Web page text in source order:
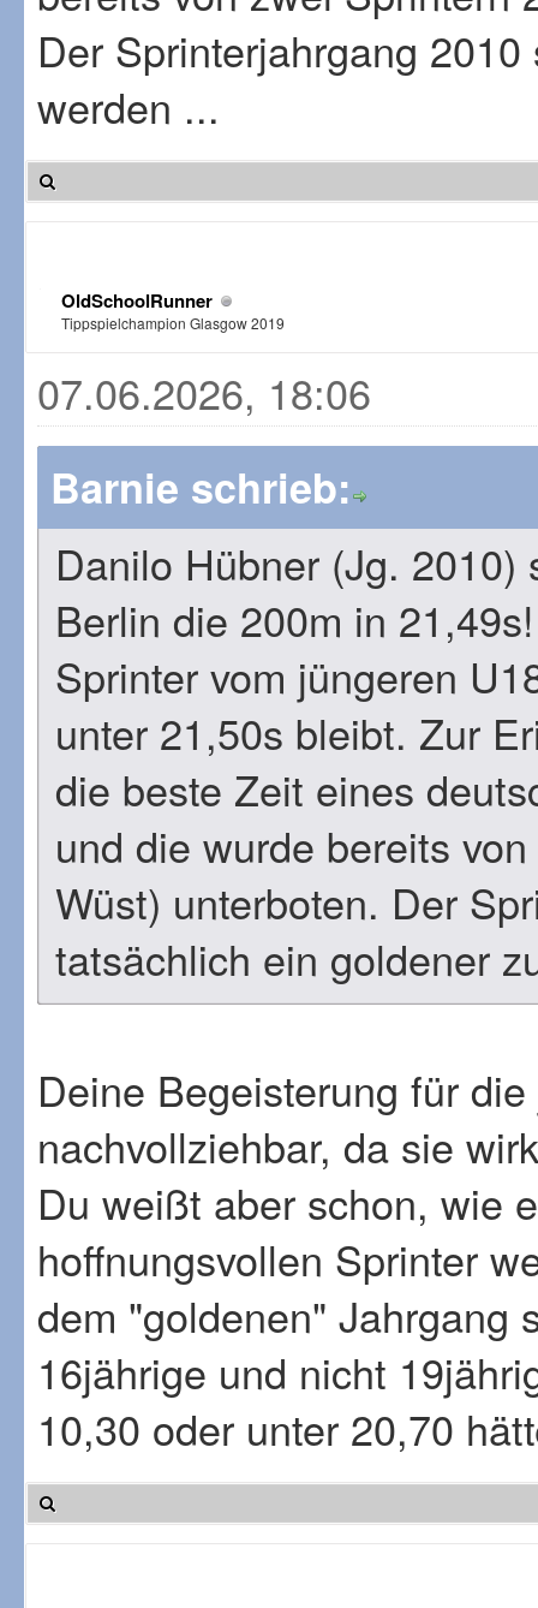
Der Sprinterjahrgang
werden ...
OldSchoolRunner
Tippspielchampion Glasgow 2019
07.06.2026, 18:06
Barnie schrieb:
Danilo Hübner (Jg.
Berlin die 200m in
Sprinter vom jüngeren
unter 21,50s bleibt. Zur
die beste Zeit eines
und die wurde bereits
Wüst) unterboten. Der
tatsächlich ein goldener
Deine Begeisterung für
nachvollziehbar, da sie
Du weißt aber schon, wie
hoffnungsvollen Sprinter
dem "goldenen" Jahrgang
16jährige und nicht
10,30 oder unter 20,70